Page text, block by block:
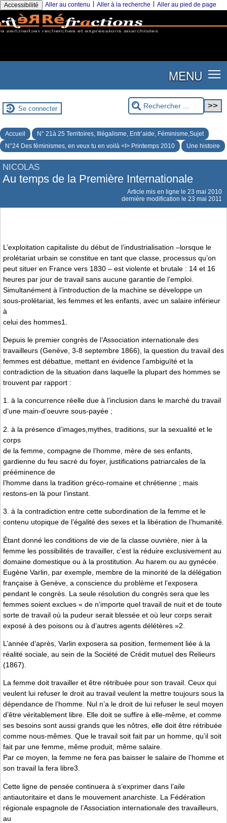
Accessibilité Aller au contenu Aller à la recherche Aller au pied de page
MENU
Se connecter
Accueil
N° 21à 25 Territoires, Illégalisme, Entr’aide, Féminisme,Sujet
N°24 Des féminismes, en veux tu en voilà <I> Printemps 2010
Une histoire
NICOLAS
Au temps de la Première Internationale
Article mis en ligne le 23 mai 2010
dernière modification le 23 mai 2011
L’exploitation capitaliste du début de l’industrialisation –lorsque le
prolétariat urbain se constitue en tant que classe, processus qu’on
peut situer en France vers 1830 – est violente et brutale : 14 et 16
heures par jour de travail sans aucune garantie de l’emploi.
Simultanément à l’introduction de la machine se développe un
sous-prolétariat, les femmes et les enfants, avec un salaire inférieur
à
celui des hommes1.
Depuis le premier congrès de l’Association internationale des
travailleurs (Genève, 3-8 septembre 1866), la question du travail des
femmes est débattue, mettant en évidence l’ambiguïté et la
contradiction de la situation dans laquelle la plupart des hommes se
trouvent par rapport :
1. à la concurrence réelle due à l’inclusion dans le marché du travail
d’une main-d’oeuvre sous-payée ;
2. à la présence d’images,mythes, traditions, sur la sexualité et le
corps
de la femme, compagne de l’homme, mère de ses enfants,
gardienne du feu sacré du foyer, justifications patriarcales de la
prééminence de
l’homme dans la tradition gréco-romaine et chrétienne ; mais
restons-en là pour l’instant.
3. à la contradiction entre cette subordination de la femme et le
contenu utopique de l’égalité des sexes et la libération de l’humanité.
Étant donné les conditions de vie de la classe ouvrière, nier à la
femme les possibilités de travailler, c’est la réduire exclusivement au
domaine domestique ou à la prostitution. Au harem ou au gynécée.
Eugène Varlin, par exemple, membre de la minorité de la délégation
française à Genève, a conscience du problème et l’exposera
pendant le congrès. La seule résolution du congrès sera que les
femmes soient exclues « de n’importe quel travail de nuit et de toute
sorte de travail où la pudeur serait blessée et où leur corps serait
exposé à des poisons ou à d’autres agents délétères »2.
L’année d’après, Varlin exposera sa position, fermement liée à la
réalité sociale, au sein de la Société de Crédit mutuel des Relieurs
(1867).
La femme doit travailler et être rétribuée pour son travail. Ceux qui
veulent lui refuser le droit au travail veulent la mettre toujours sous la
dépendance de l’homme. Nul n’a le droit de lui refuser le seul moyen
d’être véritablement libre. Elle doit se suffire à elle-même, et comme
ses besoins sont aussi grands que les nôtres, elle doit être rétribuée
comme nous-mêmes. Que le travail soit fait par un homme, qu’il soit
fait par une femme, même produit, même salaire.
Par ce moyen, la femme ne fera pas baisser le salaire de l’homme et
son travail la fera libre3.
Cette ligne de pensée continuera à s’exprimer dans l’aile
antiautoritaire et dans le mouvement anarchiste. La Fédération
régionale espagnole de l’Association internationale des travailleurs,
au